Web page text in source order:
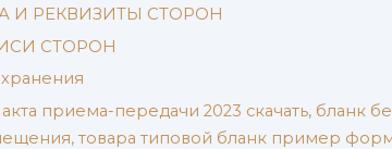
И РЕКВИЗИТЫ СТОРОН
СТОРОН
приема-передачи 2023 скачать, бланк
товара типовой бланк пример